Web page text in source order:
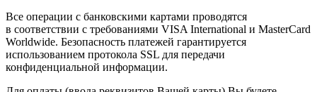
Все операции с банковскими картами проводятся
в соответствии с требованиями VISA International и MasterCard
Worldwide. Безопасность платежей гарантируется
использованием протокола SSL для передачи
конфиденциальной информации.